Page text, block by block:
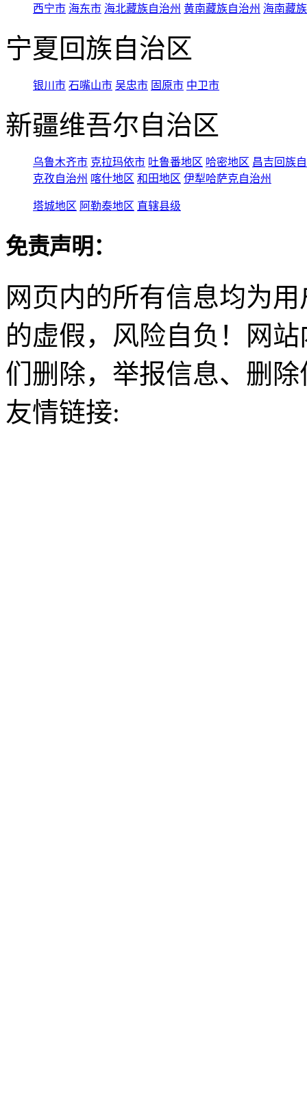
西宁市 海东市 海北藏族自治州 黄南藏族自治州 海南藏
宁夏回族自治区
银川市 石嘴山市 吴忠市 固原市 中卫市
新疆维吾尔自治区
乌鲁木齐市 克拉玛依市 吐鲁番地区 哈密地区 昌吉回族
克孜自治州 喀什地区 和田地区 伊犁哈萨克自治州
塔城地区 阿勒泰地区 直辖县级
免责声明：
网页内的所有信息均为
的虚假，风险自负！网
们删除，举报信息、删
友情链接: